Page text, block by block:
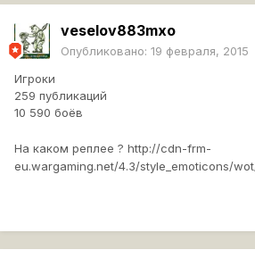
veselov883mxo
Опубликовано: 19 февраля, 2015
Игроки
259 публикаций
10 590 боёв
На каком реплее ? http://cdn-frm-
eu.wargaming.net/4.3/style_emoticons/